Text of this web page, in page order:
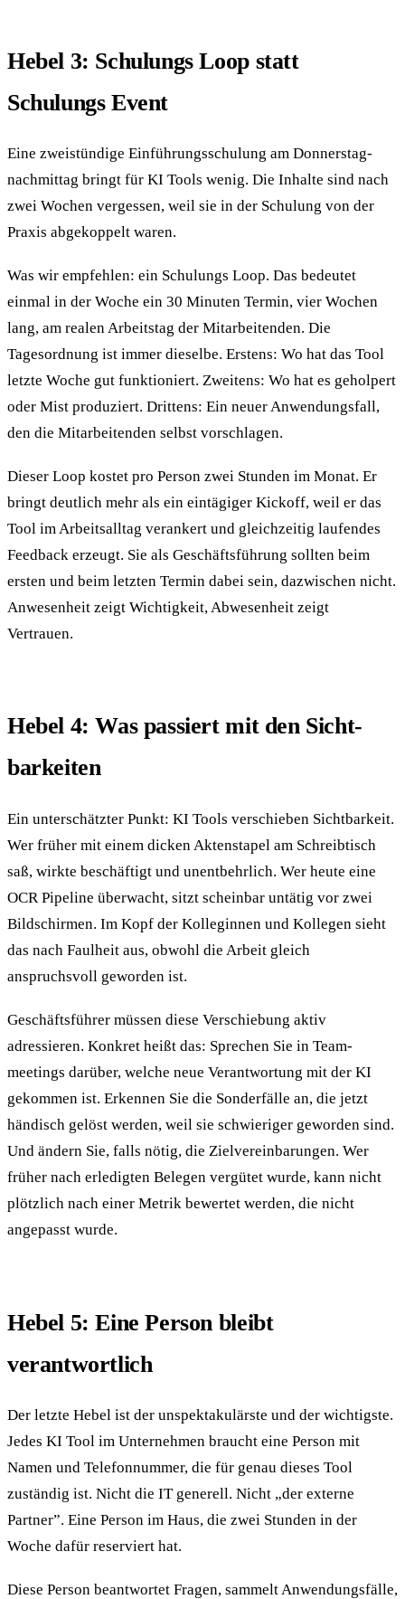
Hebel 3: Schulungs Loop statt
Schulungs Event
Eine zweistündige Einführungs­schulung am Donnerstag­
nach­mittag bringt für KI Tools wenig. Die Inhalte sind nach
zwei Wochen vergessen, weil sie in der Schulung von der
Praxis abgekoppelt waren.
Was wir empfehlen: ein Schulungs Loop. Das bedeutet
einmal in der Woche ein 30 Minuten Termin, vier Wochen
lang, am realen Arbeits­tag der Mitarbeitenden. Die
Tagesordnung ist immer dieselbe. Erstens: Wo hat das Tool
letzte Woche gut funktioniert. Zweitens: Wo hat es geholpert
oder Mist produziert. Drittens: Ein neuer Anwendungs­fall,
den die Mitarbeitenden selbst vorschlagen.
Dieser Loop kostet pro Person zwei Stunden im Monat. Er
bringt deutlich mehr als ein eintägiger Kickoff, weil er das
Tool im Arbeits­alltag verankert und gleichzeitig laufendes
Feedback erzeugt. Sie als Geschäfts­führung sollten beim
ersten und beim letzten Termin dabei sein, dazwischen nicht.
Anwesenheit zeigt Wichtigkeit, Abwesenheit zeigt
Vertrauen.
Hebel 4: Was passiert mit den Sicht­
barkeiten
Ein unter­schätzter Punkt: KI Tools verschieben Sichtbarkeit.
Wer früher mit einem dicken Aktenstapel am Schreibtisch
saß, wirkte beschäftigt und unentbehrlich. Wer heute eine
OCR Pipeline überwacht, sitzt scheinbar untätig vor zwei
Bildschirmen. Im Kopf der Kolleginnen und Kollegen sieht
das nach Faulheit aus, obwohl die Arbeit gleich
anspruchsvoll geworden ist.
Geschäfts­führer müssen diese Verschiebung aktiv
adressieren. Konkret heißt das: Sprechen Sie in Team­
meetings darüber, welche neue Verantwortung mit der KI
gekommen ist. Erkennen Sie die Sonder­fälle an, die jetzt
händisch gelöst werden, weil sie schwieriger geworden sind.
Und ändern Sie, falls nötig, die Ziel­vereinbarungen. Wer
früher nach erledigten Belegen vergütet wurde, kann nicht
plötzlich nach einer Metrik bewertet werden, die nicht
angepasst wurde.
Hebel 5: Eine Person bleibt
verantwortlich
Der letzte Hebel ist der unspekta­kulärste und der wichtigste.
Jedes KI Tool im Unternehmen braucht eine Person mit
Namen und Telefonnummer, die für genau dieses Tool
zuständig ist. Nicht die IT generell. Nicht „der externe
Partner”. Eine Person im Haus, die zwei Stunden in der
Woche dafür reserviert hat.
Diese Person beantwortet Fragen, sammelt Anwen­dungs­fälle,